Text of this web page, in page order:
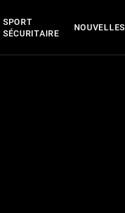
SPORT
SÉCURITAIRE
NOUVELLES